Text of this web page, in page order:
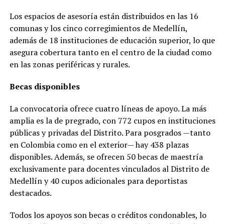
Los espacios de asesoría están distribuidos en las 16
comunas y los cinco corregimientos de Medellín,
además de 18 instituciones de educación superior, lo que
asegura cobertura tanto en el centro de la ciudad como
en las zonas periféricas y rurales.
Becas disponibles
La convocatoria ofrece cuatro líneas de apoyo. La más
amplia es la de pregrado, con 772 cupos en instituciones
públicas y privadas del Distrito. Para posgrados —tanto
en Colombia como en el exterior— hay 438 plazas
disponibles. Además, se ofrecen 50 becas de maestría
exclusivamente para docentes vinculados al Distrito de
Medellín y 40 cupos adicionales para deportistas
destacados.
Todos los apoyos son becas o créditos condonables, lo